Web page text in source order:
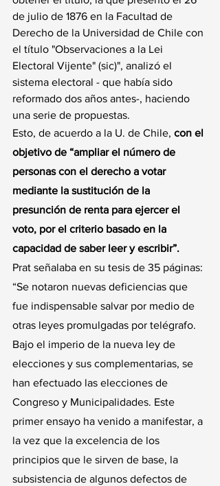
de julio de 1876 en la Facultad de
Derecho de la Universidad de Chile con
el título "Observaciones a la Lei
Electoral Vijente" (sic)", analizó el
sistema electoral - que había sido
reformado dos años antes-, haciendo
una serie de propuestas.
Esto, de acuerdo a la U. de Chile, con el
objetivo de “ampliar el número de
personas con el derecho a votar
mediante la sustitución de la
presunción de renta para ejercer el
voto, por el criterio basado en la
capacidad de saber leer y escribir”.
Prat señalaba en su tesis de 35 páginas:
“Se notaron nuevas deficiencias que
fue indispensable salvar por medio de
otras leyes promulgadas por telégrafo.
Bajo el imperio de la nueva ley de
elecciones y sus complementarias, se
han efectuado las elecciones de
Congreso y Municipalidades. Este
primer ensayo ha venido a manifestar, a
la vez que la excelencia de los
principios que le sirven de base, la
subsistencia de algunos defectos de